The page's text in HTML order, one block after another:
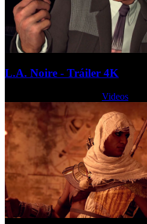
L.A. Noire - Tráiler 4K
Videos